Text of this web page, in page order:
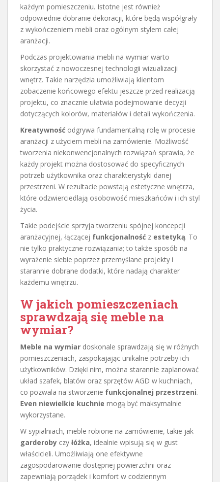
każdym pomieszczeniu. Istotne jest również
odpowiednie dobranie dekoracji, które będą współgrały
z wykończeniem mebli oraz ogólnym stylem całej
aranżacji.
Podczas projektowania mebli na wymiar warto
skorzystać z nowoczesnej technologii wizualizacji
wnętrz. Takie narzędzia umożliwiają klientom
zobaczenie końcowego efektu jeszcze przed realizacją
projektu, co znacznie ułatwia podejmowanie decyzji
dotyczących kolorów, materiałów i detali wykończenia.
Kreatywność odgrywa fundamentalną rolę w procesie
aranżacji z użyciem mebli na zamówienie. Możliwość
tworzenia niekonwencjonalnych rozwiązań sprawia, że
każdy projekt można dostosować do specyficznych
potrzeb użytkownika oraz charakterystyki danej
przestrzeni. W rezultacie powstają estetyczne wnętrza,
które odzwierciedlają osobowość mieszkańców i ich styl
życia.
Takie podejście sprzyja tworzeniu spójnej koncepcji
aranżacyjnej, łączącej funkcjonalność z estetyką. To
nie tylko praktyczne rozwiązania; to także sposób na
wyrażenie siebie poprzez przemyślane projekty i
starannie dobrane dodatki, które nadają charakter
każdemu wnętrzu.
W jakich pomieszczeniach
sprawdzają się meble na
wymiar?
Meble na wymiar doskonale sprawdzają się w różnych
pomieszczeniach, zaspokajając unikalne potrzeby ich
użytkowników. Dzięki nim, można starannie zaplanować
układ szafek, blatów oraz sprzętów AGD w kuchniach,
co pozwala na stworzenie funkcjonalnej przestrzeni.
Even niewielkie kuchnie mogą być maksymalnie
wykorzystane.
W sypialniach, meble robione na zamówienie, takie jak
garderoby czy łóżka, idealnie wpisują się w gust
właścicieli. Umożliwiają one efektywne
zagospodarowanie dostępnej powierzchni oraz
zapewniają porządek i komfort w codziennym